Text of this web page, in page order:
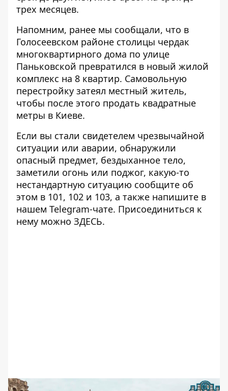
трех месяцев.
Напомним, ранее мы сообщали, что в
Голосеевском районе столицы чердак
многоквартирного дома по улице
Паньковской превратился в новый жилой
комплекс на 8 квартир. Самовольную
перестройку затеял местный житель,
чтобы после этого продать квадратные
метры в Киеве.
Если вы стали свидетелем чрезвычайной
ситуации или аварии, обнаружили
опасный предмет, бездыханное тело,
заметили огонь или поджог, какую-то
нестандартную ситуацию сообщите об
этом в 101, 102 и 103, а также напишите в
нашем Telegram-чате. Присоединиться к
нему можно ЗДЕСЬ.